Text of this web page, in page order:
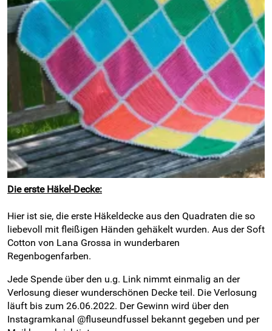
Die erste Häkel-Decke:
Hier ist sie, die erste Häkeldecke aus den Quadraten die so
liebevoll mit fleißigen Händen gehäkelt wurden. Aus der Soft
Cotton von Lana Grossa in wunderbaren
Regenbogenfarben.
Jede Spende über den u.g. Link nimmt einmalig an der
Verlosung dieser wunderschönen Decke teil. Die Verlosung
läuft bis zum 26.06.2022. Der Gewinn wird über den
Instagramkanal @fluseundfussel bekannt gegeben und per